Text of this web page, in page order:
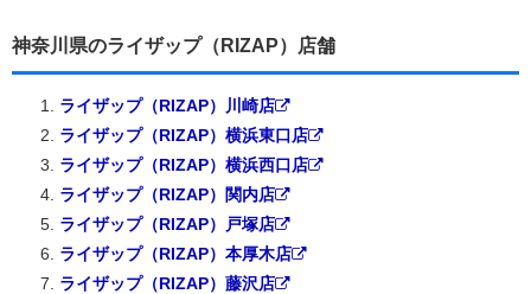
神奈川県のライザップ（RIZAP）店舗
ライザップ（RIZAP）川崎店
ライザップ（RIZAP）横浜東口店
ライザップ（RIZAP）横浜西口店
ライザップ（RIZAP）関内店
ライザップ（RIZAP）戸塚店
ライザップ（RIZAP）本厚木店
ライザップ（RIZAP）藤沢店